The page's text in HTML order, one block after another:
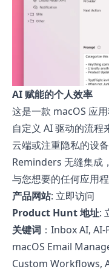
AI 赋能的个人效率
这是一款 macOS 应
自定义 AI 驱动的流程
云端或注重隐私的设
Reminders 无缝集成
与您想要的任何应用程
产品网站: 立即访问
Product Hunt 地址:
关键词 ：Inbox AI,
macOS Email
Custom Workflows,